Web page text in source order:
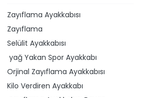
Zayıflama Ayakkabısı
Zayıflama
Selülit Ayakkabısı
yağ Yakan Spor Ayakkabı
Orjinal Zayıflama Ayakkabısı
Kilo Verdiren Ayakkabı